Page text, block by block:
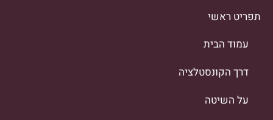
תפריט ראשי
עמוד הבית
דרך הקונסטלציה
על השיטה